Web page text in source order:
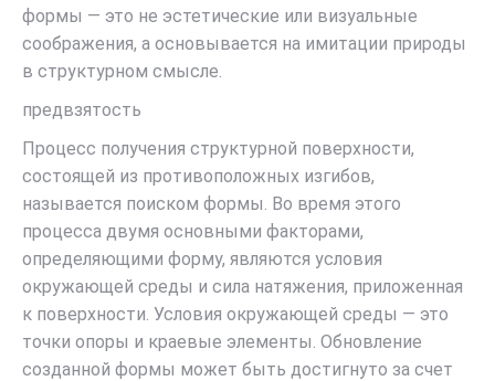
формы — это не эстетические или визуальные
соображения, а основывается на имитации природы
в структурном смысле.
предвзятость
Процесс получения структурной поверхности,
состоящей из противоположных изгибов,
называется поиском формы. Во время этого
процесса двумя основными факторами,
определяющими форму, являются условия
окружающей среды и сила натяжения, приложенная
к поверхности. Условия окружающей среды — это
точки опоры и краевые элементы. Обновление
созданной формы может быть достигнуто за счет